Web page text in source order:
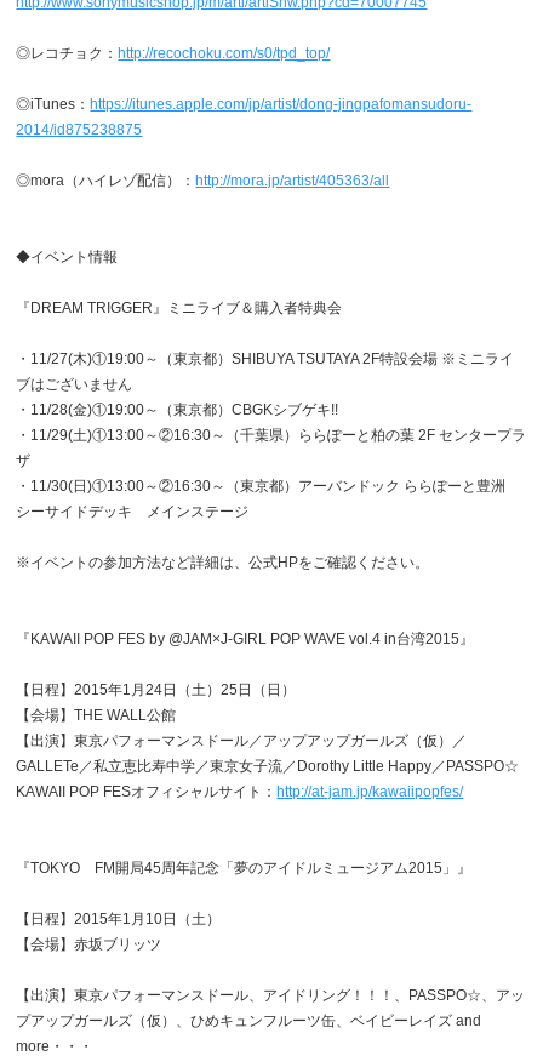
◎レコチョク：http://recochoku.com/s0/tpd_top/
◎iTunes：https://itunes.apple.com/jp/artist/dong-jingpafomansudoru-
2014/id875238875
◎mora（ハイレゾ配信）：http://mora.jp/artist/405363/all
◆イベント情報
『DREAM TRIGGER』ミニライブ＆購入者特典会
・11/27(木)①19:00～（東京都）SHIBUYA TSUTAYA 2F特設会場 ※ミニライ
ブはございません
・11/28(金)①19:00～（東京都）CBGKシブゲキ!!
・11/29(土)①13:00～②16:30～（千葉県）ららぽーと柏の葉 2F センタープラ
ザ
・11/30(日)①13:00～②16:30～（東京都）アーバンドック ららぽーと豊洲
シーサイドデッキ メインステージ
※イベントの参加方法など詳細は、公式HPをご確認ください。
『KAWAII POP FES by @JAM×J-GIRL POP WAVE vol.4 in台湾2015』
【日程】2015年1月24日（土）25日（日）
【会場】THE WALL公館
【出演】東京パフォーマンスドール／アップアップガールズ（仮）／
GALLETe／私立恵比寿中学／東京女子流／Dorothy Little Happy／PASSPO☆
KAWAII POP FESオフィシャルサイト：http://at-jam.jp/kawaiipopfes/
『TOKYO FM開局45周年記念「夢のアイドルミュージアム2015」』
【日程】2015年1月10日（土）
【会場】赤坂ブリッツ
【出演】東京パフォーマンスドール、アイドリング！！！、PASSPO☆、アッ
プアップガールズ（仮）、ひめキュンフルーツ缶、ベイビーレイズ and
more・・・